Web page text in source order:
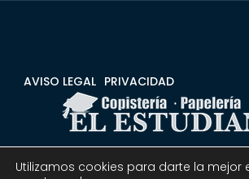
AVISO LEGAL PRIVACIDAD
Utilizamos cookies para darte la mejor